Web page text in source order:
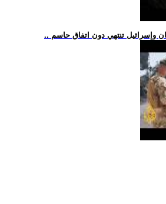
وإسرائيل تنتهي دون اتفاق حاسم